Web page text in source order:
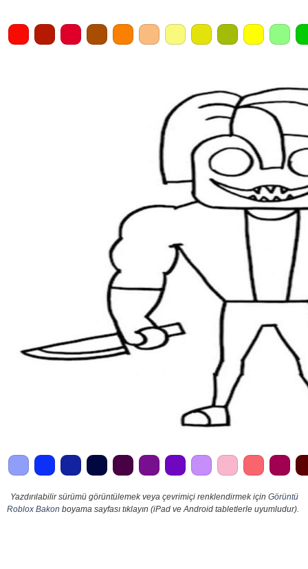
Yazdırılabilir sürümü görüntülemek veya çevrimiçi renklendirmek için Görüntü
Roblox Bakon boyama sayfası tıklayın (iPad ve Android tabletlerle uyumludur).